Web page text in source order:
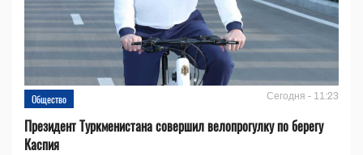
Общество Сегодня - 11:23
Президент Туркменистана совершил велопрогулку по берегу
Каспия